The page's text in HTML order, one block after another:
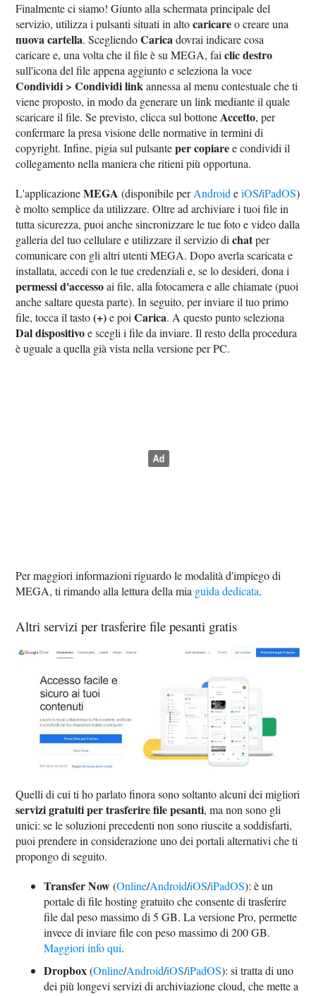
Finalmente ci siamo! Giunto alla schermata principale del
servizio, utilizza i pulsanti situati in altocaricareo creare una
nuova cartella. ScegliendoCaricadovrai indicare cosa
caricare e, una volta che il file è su MEGA, faiclic destro
sull'icona del file appena aggiunto e seleziona la voce
Condividi > Condividi linkannessa al menu contestuale che ti
viene proposto, in modo da generare un link mediante il quale
scaricare il file. Se previsto, clicca sul bottoneAccetto, per
confermare la presa visione delle normative in termini di
copyright. Infine, pigia sul pulsanteper copiaree condividi il
collegamento nella maniera che ritieni più opportuna.
L'applicazioneMEGA (disponibile perAndroideiOS/iPadOS)
è molto semplice da utilizzare. Oltre ad archiviare i tuoi file in
tutta sicurezza, puoi anche sincronizzare le tue foto e video dalla
galleria del tuo cellulare e utilizzare il servizio dichatper
comunicare con gli altri utenti MEGA. Dopo averla scaricata e
installata, accedi con le tue credenziali e, se lo desideri, dona i
permessi d'accessoai file, alla fotocamera e alle chiamate (puoi
anche saltare questa parte). In seguito, per inviare il tuo primo
file, tocca il tasto(+)e poiCarica. A questo punto seleziona
Dal dispositivoe scegli i file da inviare. Il resto della procedura
è uguale a quella già vista nella versione per PC.
Per maggiori informazioni riguardo le modalità d'impiego di
MEGA, ti rimando alla lettura della mia guida dedicata.
Altri servizi per trasferire file pesanti gratis
Quelli di cui ti ho parlato finora sono soltanto alcuni dei migliori
servizi gratuiti per trasferire file pesanti, ma non sono gli
unici: se le soluzioni precedenti non sono riuscite a soddisfarti,
puoi prendere in considerazione uno dei portali alternativi che ti
propongo di seguito.
Transfer Now(Online/Android/iOS/iPadOS): è un
portale di file hosting gratuito che consente di trasferire
file dal peso massimo di 5 GB. La versione Pro, permette
invece di inviare file con peso massimo di 200 GB.
Maggiori info qui.
Dropbox(Online/Android/iOS/iPadOS): si tratta di uno
dei più longevi servizi di archiviazione cloud, che mette a